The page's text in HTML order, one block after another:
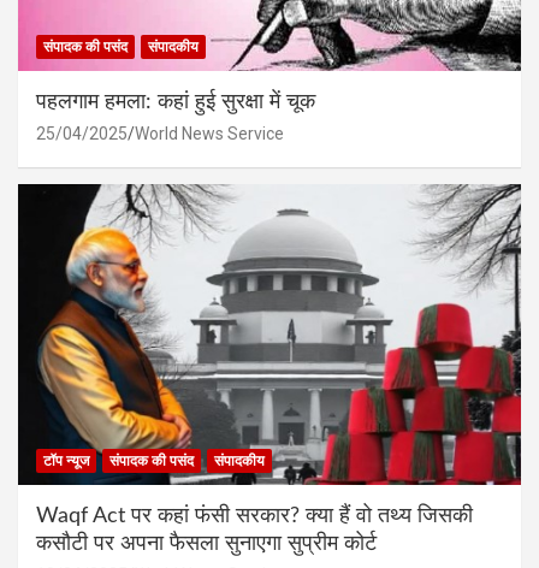
संपादक की पसंद संपादकीय
पहलगाम हमला: कहां हुई सुरक्षा में चूक
25/04/2025 World News Service
टॉप न्यूज संपादक की पसंद संपादकीय
Waqf Act पर कहां फंसी सरकार? क्या हैं वो तथ्य जिसकी
कसौटी पर अपना फैसला सुनाएगा सुप्रीम कोर्ट